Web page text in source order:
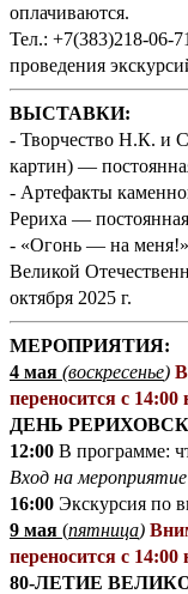
оплачиваются.
Тел.: +7(383)218-06-
проведения
ВЫСТАВКИ:
- Творчество Н.К. и
картин) —
- Артефакты
Рериха —
- «Огонь — на
Великой
октября 2025 г.
МЕРОПРИЯТИЯ:
4 мая (воскресенье)
переносится с 14:00
ДЕНЬ
12:00 В программе:
Вход на
16:00 Экскурсия по
9 мая (пятница)
переносится с 14:00
80-ЛЕТИЕ